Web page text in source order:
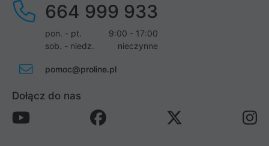
664 999 933
pon. - pt.
9:00 - 17:00
sob. - niedz.
nieczynne
pomoc@proline.pl
Dołącz do nas